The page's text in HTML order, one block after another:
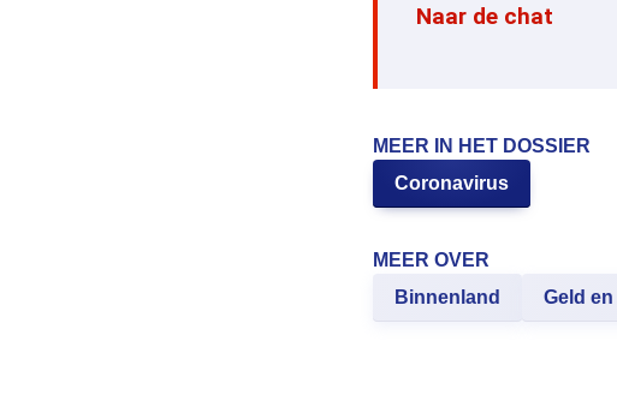
Naar de chat
MEER IN HET DOSSIER
Coronavirus
MEER OVER
Binnenland
Geld